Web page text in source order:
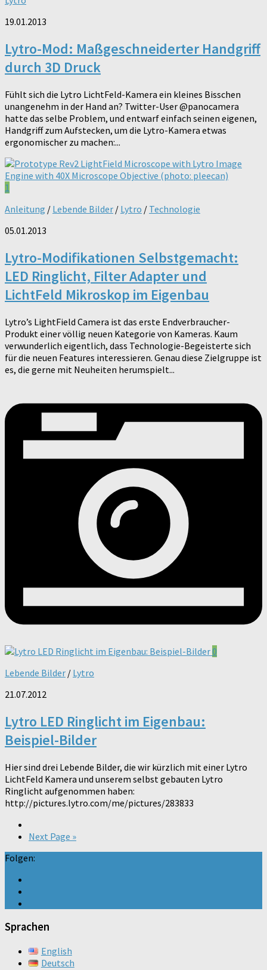
19.01.2013
Lytro-Mod: Maßgeschneiderter Handgriff
durch 3D Druck
Fühlt sich die Lytro LichtFeld-Kamera ein kleines Bisschen
unangenehm in der Hand an? Twitter-User @panocamera
hatte das selbe Problem, und entwarf einfach seinen eigenen,
Handgriff zum Aufstecken, um die Lytro-Kamera etwas
ergonomischer zu machen:...
1
Anleitung / Lebende Bilder / Lytro / Technologie
05.01.2013
Lytro-Modifikationen Selbstgemacht:
LED Ringlicht, Filter Adapter und
LichtFeld Mikroskop im Eigenbau
Lytro’s LightField Camera ist das erste Endverbraucher-
Produkt einer völlig neuen Kategorie von Kameras. Kaum
verwunderlich eigentlich, dass Technologie-Begeisterte sich
für die neuen Features interessieren. Genau diese Zielgruppe ist
es, die gerne mit Neuheiten herumspielt...
0
Lebende Bilder / Lytro
21.07.2012
Lytro LED Ringlicht im Eigenbau:
Beispiel-Bilder
Hier sind drei Lebende Bilder, die wir kürzlich mit einer Lytro
LichtFeld Kamera und unserem selbst gebauten Lytro
Ringlicht aufgenommen haben:
http://pictures.lytro.com/me/pictures/283833
Next Page »
Folgen:
Sprachen
English
Deutsch